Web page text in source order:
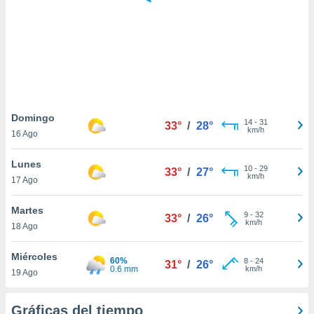
similares
como
sitio
de
traten tus
en
interés
su
Domingo
16 Ago
33° / 28° 14- 31
km/h
Lunes
17 Ago
33° / 27° 10- 29
km/h
Martes
18 Ago
33° / 26° 9- 32
km/h
Miércoles
19 Ago
60%
0.6 mm
31° / 26° 8- 24
km/h
Gráficas del tiempo